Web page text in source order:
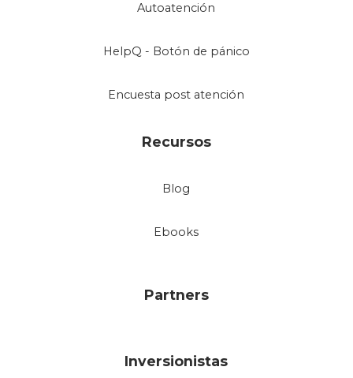
Autoatención
HelpQ - Botón de pánico
Encuesta post atención
Recursos
Blog
Ebooks
Partners
Inversionistas